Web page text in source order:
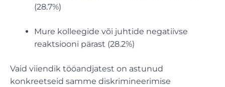
(28.7%)
Mure kolleegide või juhtide negatiivse
reaktsiooni pärast (28.2%)
Vaid viiendik tööandjatest on astunud
konkreetseid samme diskrimineerimise